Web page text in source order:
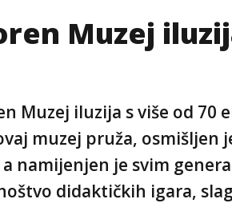
Muzej
Muzej iluzija s više od 70
muzej pruža, osmišljen
namijenjen je svim
didaktičkih igara,